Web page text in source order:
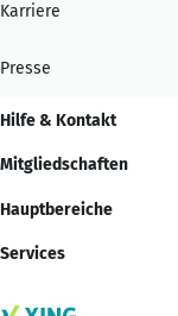
Karriere
Presse
Hilfe & Kontakt
Mitgliedschaften
Hauptbereiche
Services